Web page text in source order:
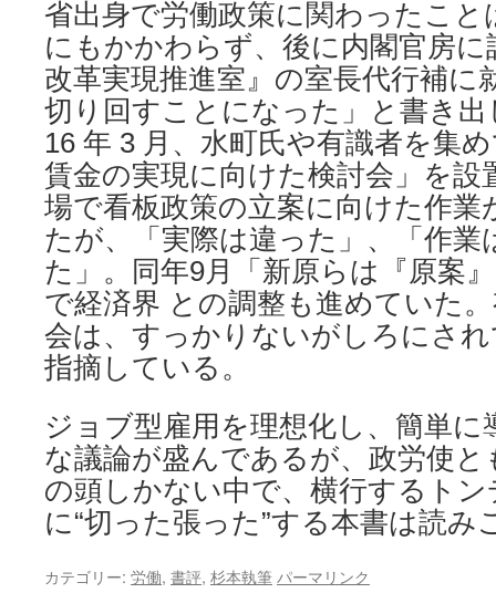
省出身で労働政策に関わったこ
にもかかわらず、後に内閣官房
改革実現推進室』の室長代行補に
切り回すことになった」と書き
16 年 3 月、水町氏や有識者を集
賃金の実現に向けた検討会」を設
場で看板政策の立案に向けた作
たが、「実際は違った」、「作業
た」。同年9月「新原らは『原案
で経済界 との調整も進めていた
会は、すっかりないがしろにさ
指摘している。
ジョブ型雇用を理想化し、簡単
な議論が盛んであるが、政労使
の頭しかない中で、横行するト
に“切った張った”する本書は読み
カテゴリー: 労働, 書評, 杉本執筆 パーマリンク